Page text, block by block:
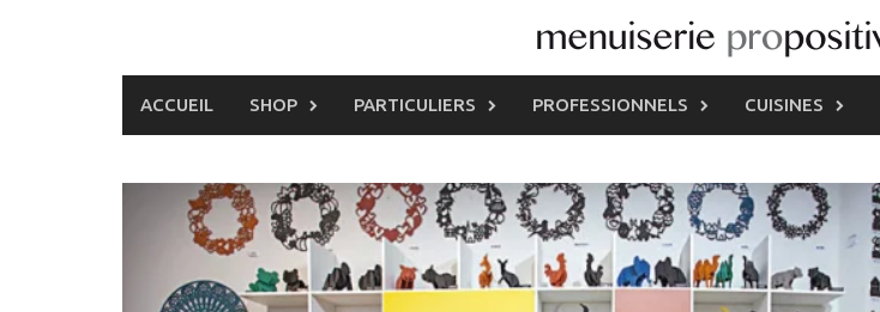
ACCUEIL SHOP PARTICULIERS PROFESSIONNELS CUISINES